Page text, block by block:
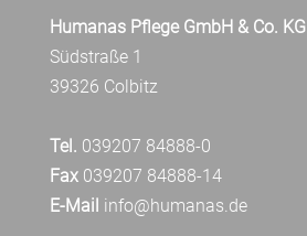
Humanas Pflege GmbH & Co. KG
Südstraße 1
39326 Colbitz
Tel. 039207 84888-0
Fax039207 84888-14
E-Mail info@humanas.de